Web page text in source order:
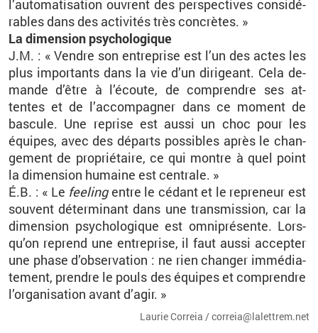
l’au­to­ma­ti­sa­tion ouvrent des pers­pec­tives consi­dé­
rables dans des ac­ti­vi­tés très concrètes. »
La di­men­sion psy­cho­lo­gique
J.M. : « Vendre son en­tre­prise est l’un des actes les
plus im­por­tants dans la vie d’un di­ri­geant. Cela de­
mande d’être à l’écoute, de com­prendre ses at­
tentes et de l’ac­com­pa­gner dans ce mo­ment de
bas­cule. Une re­prise est aussi un choc pour les
équipes, avec des dé­parts pos­sibles après le chan­
ge­ment de pro­prié­taire, ce qui montre à quel point
la di­men­sion hu­maine est cen­trale. »
É.B. : « Le fee­lingentre le cé­dant et le re­pre­neur est
sou­vent dé­ter­mi­nant dans une trans­mis­sion, car la
di­men­sion psy­cho­lo­gique est om­ni­pré­sente. Lors­
qu’on re­prend une en­tre­prise, il faut aussi ac­cep­ter
une phase d’ob­ser­va­tion : ne rien chan­ger im­mé­dia­
te­ment, prendre le pouls des équipes et com­prendre
l’or­ga­ni­sa­tion avant d’agir. »
Lau­rie Cor­reia / cor­reia@​la­let­trem.​net